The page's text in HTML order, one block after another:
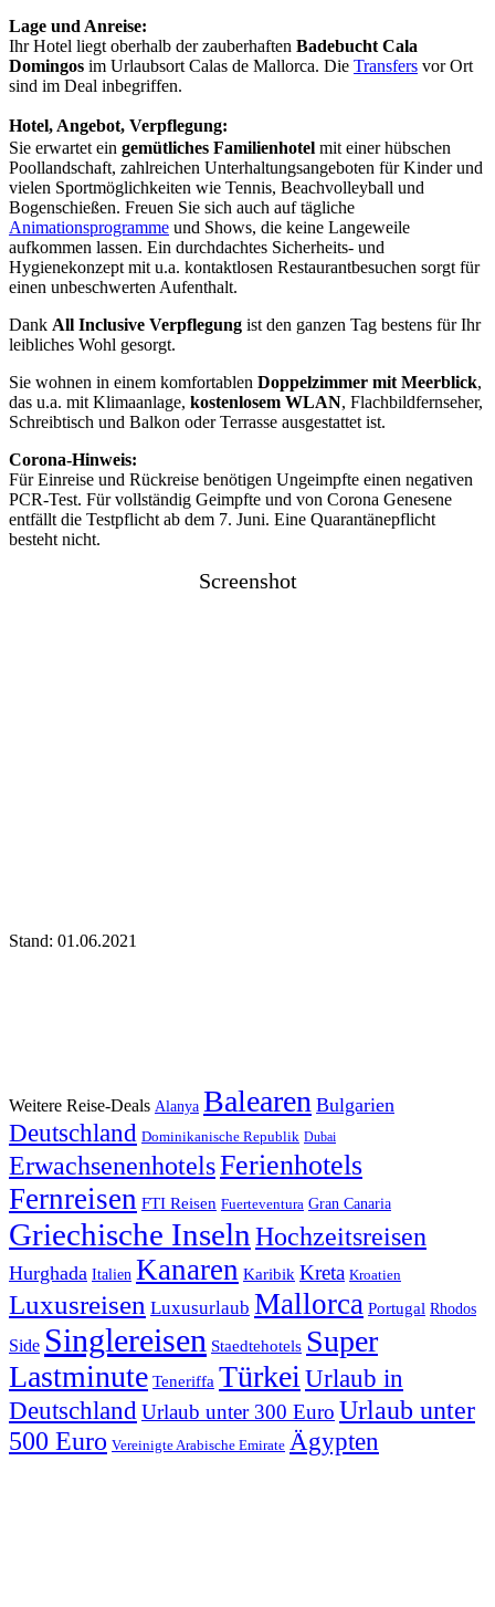
Lage und Anreise:
Ihr Hotel liegt oberhalb der zauberhaften Badebucht Cala
Domingos im Urlaubsort Calas de Mallorca. Die Transfers vor Ort
sind im Deal inbegriffen.
Hotel, Angebot, Verpflegung:
Sie erwartet ein gemütliches Familienhotel mit einer hübschen
Poollandschaft, zahlreichen Unterhaltungsangeboten für Kinder und
vielen Sportmöglichkeiten wie Tennis, Beachvolleyball und
Bogenschießen. Freuen Sie sich auch auf tägliche
Animationsprogramme und Shows, die keine Langeweile
aufkommen lassen. Ein durchdachtes Sicherheits- und
Hygienekonzept mit u.a. kontaktlosen Restaurantbesuchen sorgt für
einen unbeschwerten Aufenthalt.
Dank All Inclusive Verpflegung ist den ganzen Tag bestens für Ihr
leibliches Wohl gesorgt.
Sie wohnen in einem komfortablen Doppelzimmer mit Meerblick,
das u.a. mit Klimaanlage, kostenlosem WLAN, Flachbildfernseher,
Schreibtisch und Balkon oder Terrasse ausgestattet ist.
Corona-Hinweis:
Für Einreise und Rückreise benötigen Ungeimpfte einen negativen
PCR-Test. Für vollständig Geimpfte und von Corona Genesene
entfällt die Testpflicht ab dem 7. Juni. Eine Quarantänepflicht
besteht nicht.
Screenshot
Stand: 01.06.2021
Weitere Reise-Deals Alanya Balearen Bulgarien
Deutschland Dominikanische Republik Dubai
ErwachsenenhotelsFerienhotels
Fernreisen FTI Reisen Fuerteventura Gran Canaria
Griechische Inseln Hochzeitsreisen
Hurghada Italien Kanaren Karibik Kreta Kroatien
Luxusreisen Luxusurlaub Mallorca Portugal Rhodos
Side Singlereisen Staedtehotels Super
Lastminute Teneriffa Türkei Urlaub in
DeutschlandUrlaub unter 300 Euro Urlaub unter
500 Euro Vereinigte Arabische Emirate Ägypten